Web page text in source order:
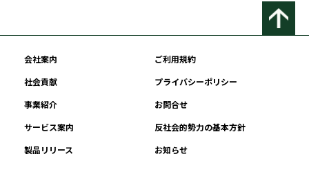
会社案内
ご利用規約
社会貢献
プライバシーポリシー
事業紹介
お問合せ
サービス案内
反社会的勢力の基本方針
製品リリース
お知らせ